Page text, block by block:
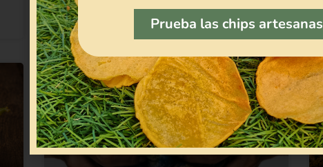
Prueba las chips artesanas